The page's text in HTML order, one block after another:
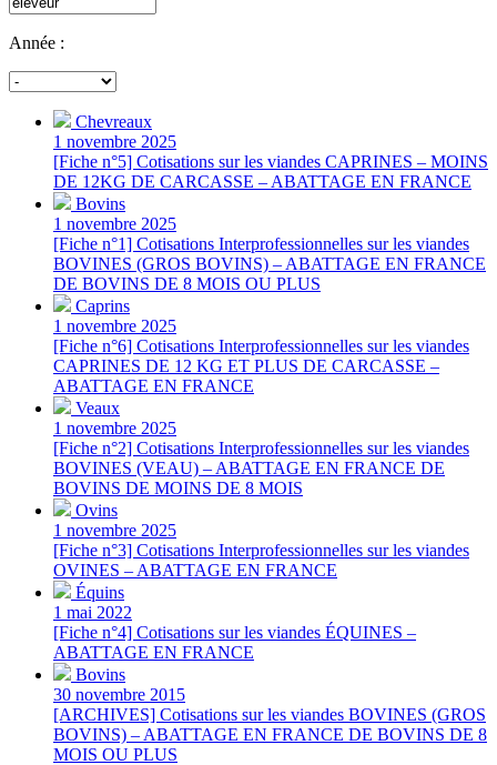
Année :
Chevreaux
1 novembre 2025
[Fiche n°5] Cotisations sur les viandes CAPRINES – MOINS
DE 12KG DE CARCASSE – ABATTAGE EN FRANCE
Bovins
1 novembre 2025
[Fiche n°1] Cotisations Interprofessionnelles sur les viandes
BOVINES (GROS BOVINS) – ABATTAGE EN FRANCE
DE BOVINS DE 8 MOIS OU PLUS
Caprins
1 novembre 2025
[Fiche n°6] Cotisations Interprofessionnelles sur les viandes
CAPRINES DE 12 KG ET PLUS DE CARCASSE –
ABATTAGE EN FRANCE
Veaux
1 novembre 2025
[Fiche n°2] Cotisations Interprofessionnelles sur les viandes
BOVINES (VEAU) – ABATTAGE EN FRANCE DE
BOVINS DE MOINS DE 8 MOIS
Ovins
1 novembre 2025
[Fiche n°3] Cotisations Interprofessionnelles sur les viandes
OVINES – ABATTAGE EN FRANCE
Équins
1 mai 2022
[Fiche n°4] Cotisations sur les viandes ÉQUINES –
ABATTAGE EN FRANCE
Bovins
30 novembre 2015
[ARCHIVES] Cotisations sur les viandes BOVINES (GROS
BOVINS) – ABATTAGE EN FRANCE DE BOVINS DE 8
MOIS OU PLUS